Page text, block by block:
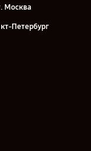
Москва
Петербург